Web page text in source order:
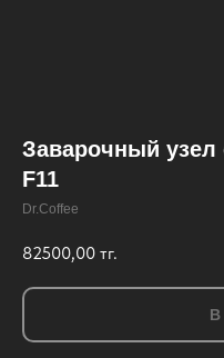
Заварочный
F11
Dr.Coffee
82500,00 тг.
В